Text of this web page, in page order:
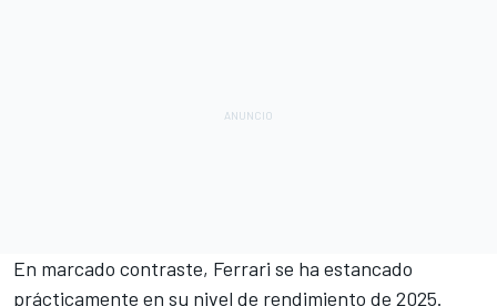
En marcado contraste, Ferrari se ha estancado
prácticamente en su nivel de rendimiento de 2025.